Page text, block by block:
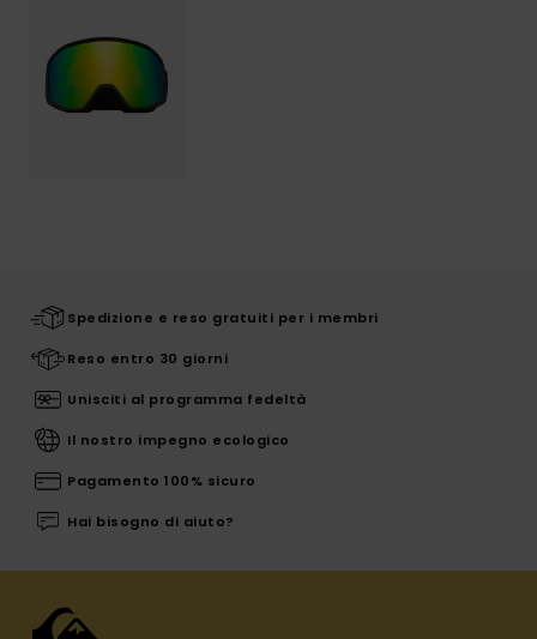
Spedizione e reso gratuiti per i membri
Reso entro 30 giorni
Unisciti al programma fedeltà
Il nostro impegno ecologico
Pagamento 100% sicuro
Hai bisogno di aiuto?